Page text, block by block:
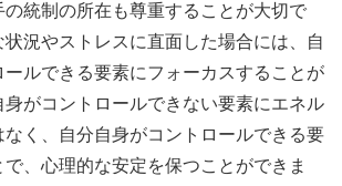
統制の所在も尊重することが大切で
況やストレスに直面した場合には、自
ルできる要素にフォーカスすることが
がコントロールできない要素にエネル
なく、自分自身がコントロールできる要
、心理的な安定を保つことができま